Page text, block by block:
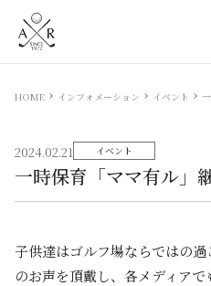
HOME インフォメーション イベント
2024.02.21 イベント
一時保育「ママ有ル」
子供達はゴルフ場ならではの
のお声を頂戴し、各メディア